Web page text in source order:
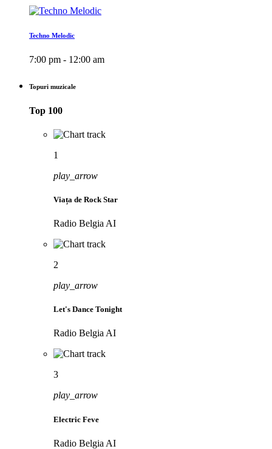
Techno Melodic
7:00 pm - 12:00 am
Topuri muzicale
Top 100
1
play_arrow
Viața de Rock Star
Radio Belgia AI
2
play_arrow
Let's Dance Tonight
Radio Belgia AI
3
play_arrow
Electric Feve
Radio Belgia AI